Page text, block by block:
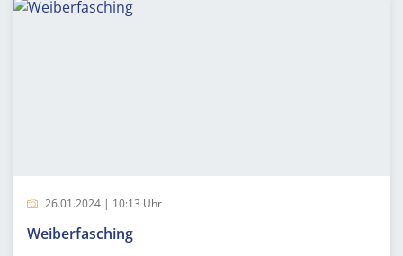
26.01.2024 | 10:13 Uhr
Weiberfasching